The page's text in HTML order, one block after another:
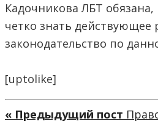
Кадочникова ЛБТ обязана,
четко знать действующее
законодательство по
[uptolike]
« Предыдущий пост